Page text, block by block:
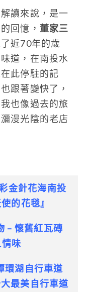
讀來說，是一
回憶， 董家三
近70年的歲
道，在南投水
此停駐的記
跟著變快了，
也像過去的旅
漫光陰的老店
金針花海南投
的花毯』
– 懷舊紅瓦磚
味
環湖自行車道
最美自行車道